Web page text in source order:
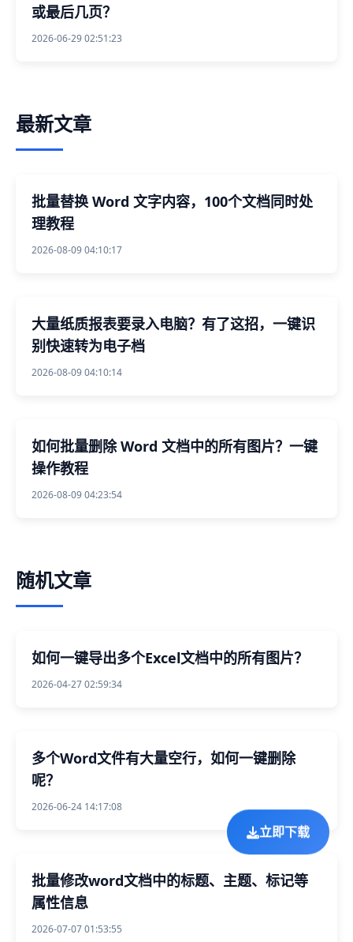
或最后几页？
2026-06-29 02:51:23
最新文章
批量替换 Word 文字内容，100个文档同时处
理教程
2026-08-09 04:10:17
大量纸质报表要录入电脑？有了这招，一键识
别快速转为电子档
2026-08-09 04:10:14
如何批量删除 Word 文档中的所有图片？一键
操作教程
2026-08-09 04:23:54
随机文章
如何一键导出多个Excel文档中的所有图片？
2026-04-27 02:59:34
多个Word文件有大量空行，如何一键删除
呢？
2026-06-24 14:17:08
批量修改word文档中的标题、主题、标记等
属性信息
2026-07-07 01:53:55
立即下载